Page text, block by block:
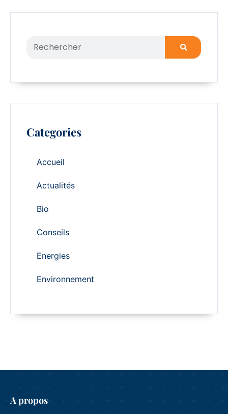
Categories
Accueil
Actualités
Bio
Conseils
Energies
Environnement
A propos